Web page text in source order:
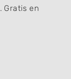
Gratis en